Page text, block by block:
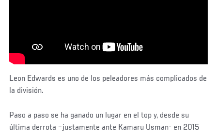
Leon Edwards es uno de los peleadores más complicados de
la división.
Paso a paso se ha ganado un lugar en el top y, desde su
última derrota –justamente ante Kamaru Usman- en 2015